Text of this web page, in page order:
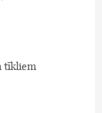
tīkliem